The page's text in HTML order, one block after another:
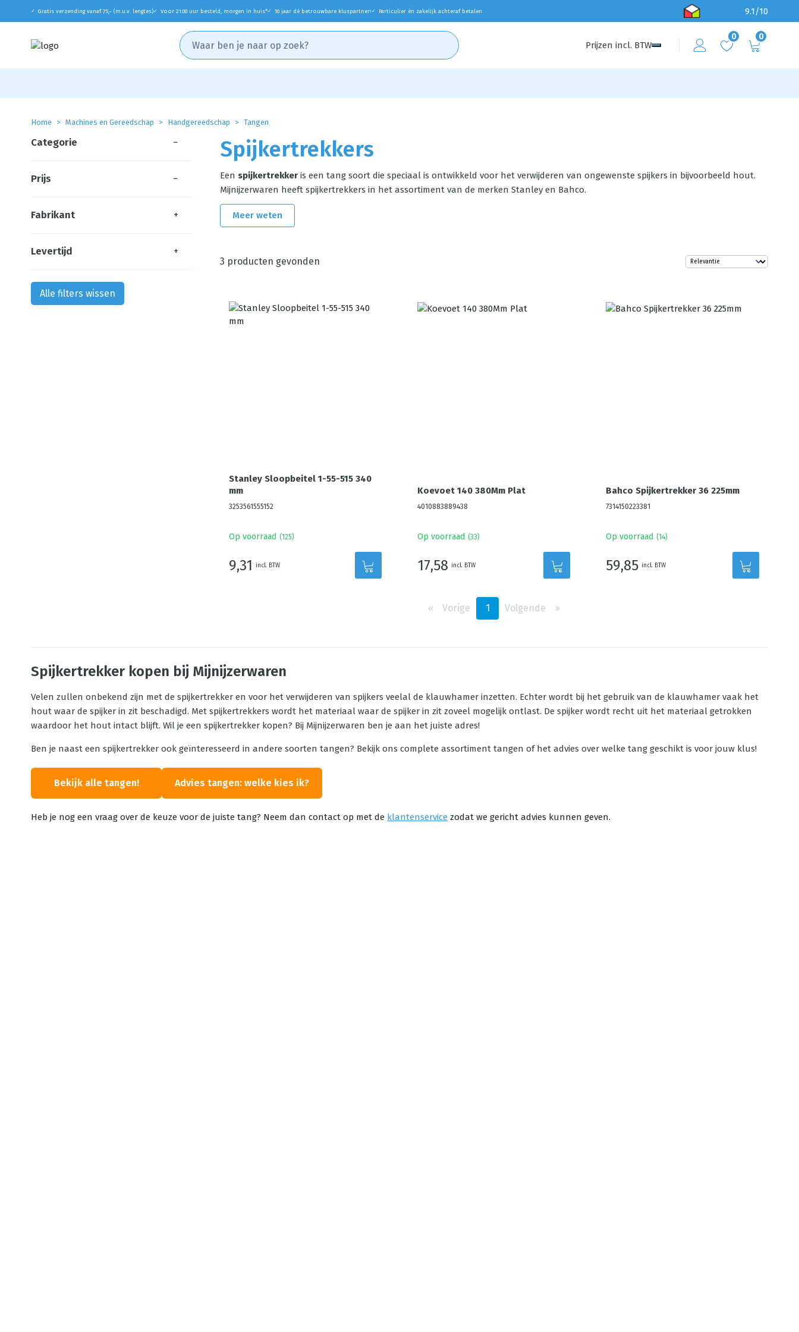
✓ Gratis verzending vanaf 75,- (m.u.v. lengtes)✓ Voor 21:00 uur besteld, morgen in huis*✓ 10 jaar dé betrouwbare kluspartner! ✓ Particulier én zakelijk achteraf betalen 9.1/10
Prijzen incl. BTW
0 0
Home Machines en Gereedschap Handgereedschap Tangen
Spijkertrekkers
Een spijkertrekker is een tang soort die speciaal is ontwikkeld voor het verwijderen van ongewenste spijkers in bijvoorbeeld hout.
Mijnijzerwaren heeft spijkertrekkers in het assortiment van de merken Stanley en Bahco.
Meer weten
3 producten gevonden
Stanley Sloopbeitel 1-55-515 340
mm
3253561555152
Op voorraad (125)
9,31 incl. BTW
Koevoet 140 380Mm Plat
4010883889438
Op voorraad (33)
17,58 incl. BTW
Bahco Spijkertrekker 36 225mm
7314150223381
Op voorraad (14)
59,85 incl. BTW
‹‹ Vorige 1 Volgende ››
Categorie −
Prijs −
Fabrikant +
Levertijd +
Alle filters wissen
Spijkertrekker kopen bij Mijnijzerwaren
Velen zullen onbekend zijn met de spijkertrekker en voor het verwijderen van spijkers veelal de klauwhamer inzetten. Echter wordt bij het gebruik van de klauwhamer vaak het
hout waar de spijker in zit beschadigd. Met spijkertrekkers wordt het materiaal waar de spijker in zit zoveel mogelijk ontlast. De spijker wordt recht uit het materiaal getrokken
waardoor het hout intact blijft. Wil je een spijkertrekker kopen? Bij Mijnijzerwaren ben je aan het juiste adres!
Ben je naast een spijkertrekker ook geïnteresseerd in andere soorten tangen? Bekijk ons complete assortiment tangen of het advies over welke tang geschikt is voor jouw klus!
Bekijk alle tangen! Advies tangen: welke kies ik?
Heb je nog een vraag over de keuze voor de juiste tang? Neem dan contact op met de klantenservice zodat we gericht advies kunnen geven.